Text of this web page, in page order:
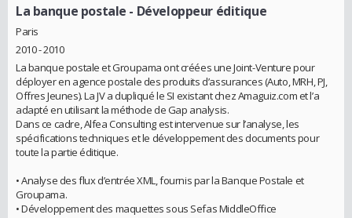
La banque postale - Développeur éditique
Paris
2010 - 2010
La banque postale et Groupama ont créées une Joint-Venture pour
déployer en agence postale des produits d’assurances (Auto, MRH, PJ,
Offres Jeunes). La JV a dupliqué le SI existant chez Amaguiz.com et l’a
adapté en utilisant la méthode de Gap analysis.
Dans ce cadre, Alfea Consulting est intervenue sur l’analyse, les
spécifications techniques et le développement des documents pour
toute la partie éditique.
• Analyse des flux d’entrée XML, fournis par la Banque Postale et
Groupama.
• Développement des maquettes sous Sefas MiddleOffice